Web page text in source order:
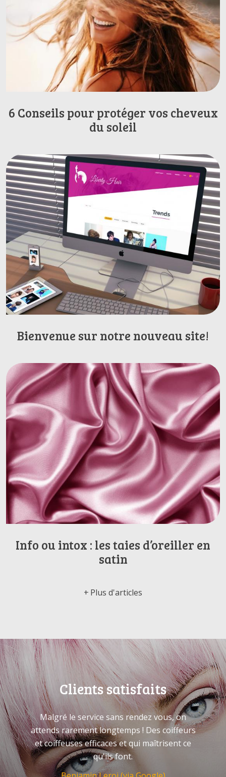
6 Conseils pour protéger vos cheveux
du soleil
Bienvenue sur notre nouveau site!
Info ou intox : les taies d’oreiller en
satin
Plus d'articles
Clients satisfaits
Malgré le service sans rendez vous, on
attends rarement longtemps ! Des coiffeurs
et coiffeuses efficaces et qui maîtrisent ce
qu'ils font.